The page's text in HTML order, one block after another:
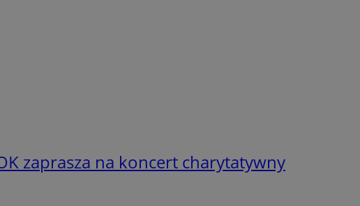
zaprasza na koncert charytatywny